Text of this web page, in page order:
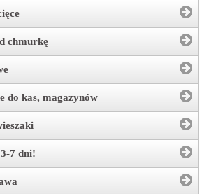
chmurkę
do kas, magazynów
7 dni!